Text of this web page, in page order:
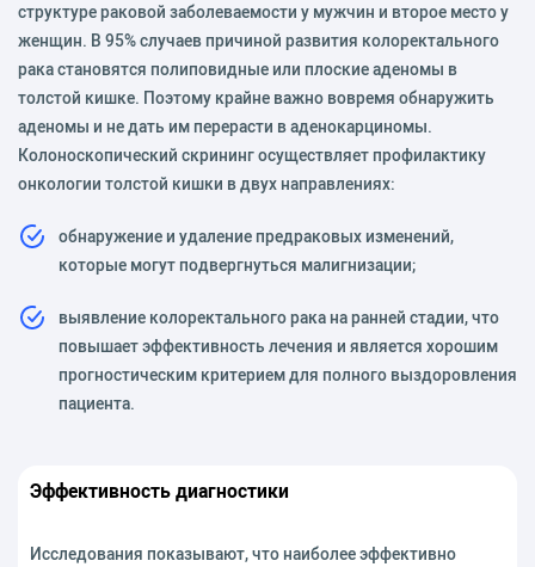
структуре раковой заболеваемости у мужчин и второе место у
женщин. В 95% случаев причиной развития колоректального
рака становятся полиповидные или плоские аденомы в
толстой кишке. Поэтому крайне важно вовремя обнаружить
аденомы и не дать им перерасти в аденокарциномы.
Колоноскопический скрининг осуществляет профилактику
онкологии толстой кишки в двух направлениях:
обнаружение и удаление предраковых изменений,
которые могут подвергнуться малигнизации;
выявление колоректального рака на ранней стадии, что
повышает эффективность лечения и является хорошим
прогностическим критерием для полного выздоровления
пациента.
Эффективность диагностики
Исследования показывают, что наиболее эффективно